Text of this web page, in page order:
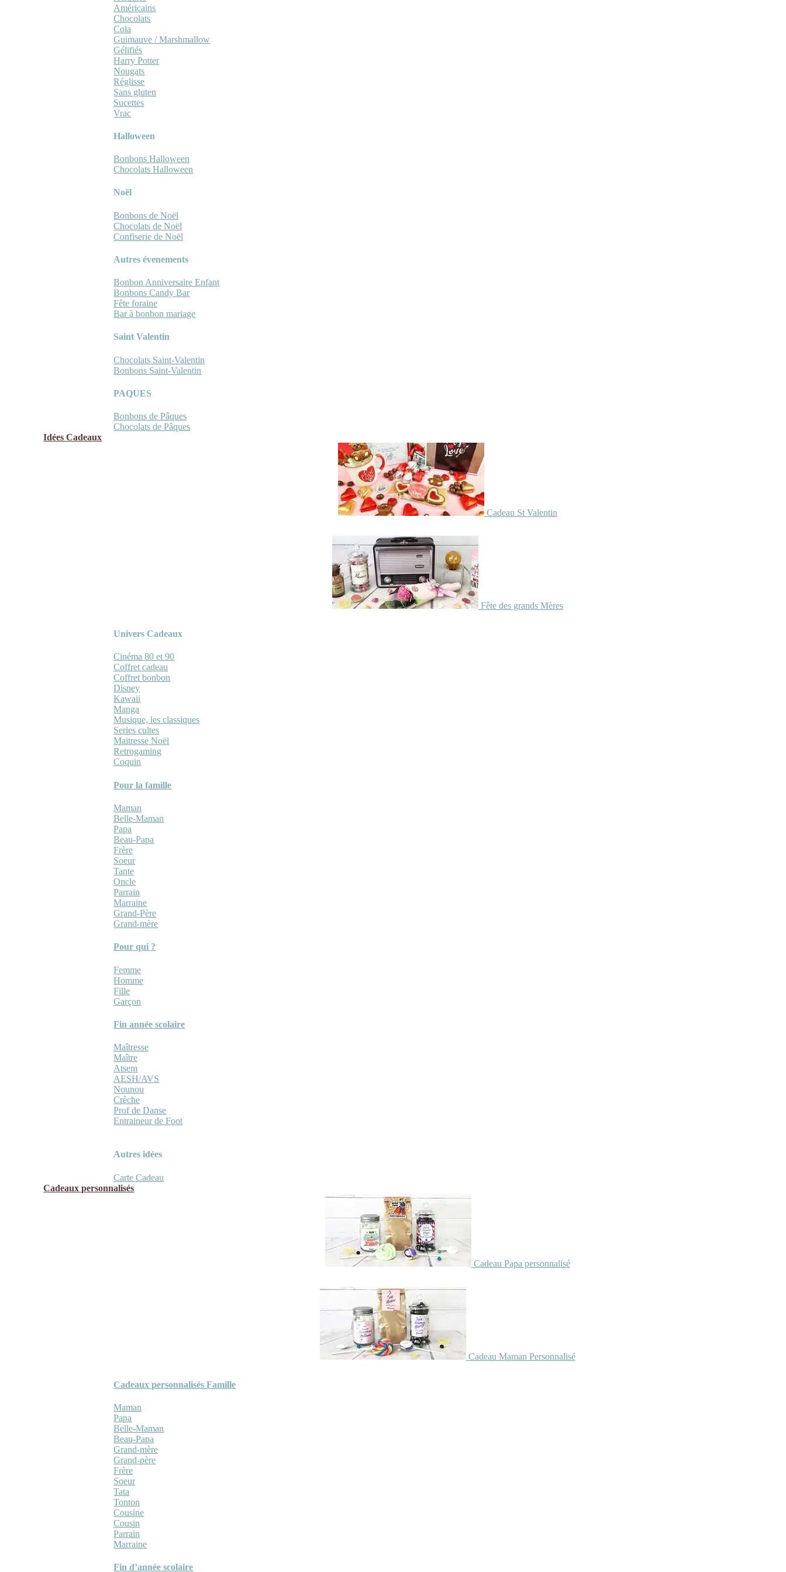
Américains
Chocolats
Cola
Guimauve / Marshmallow
Gélifiés
Harry Potter
Nougats
Réglisse
Sans gluten
Sucettes
Vrac
Halloween
Bonbons Halloween
Chocolats Halloween
Noël
Bonbons de Noël
Chocolats de Noël
Confiserie de Noël
Autres évenements
Bonbon Anniversaire Enfant
Bonbons Candy Bar
Fête foraine
Bar à bonbon mariage
Saint Valentin
Chocolats Saint-Valentin
Bonbons Saint-Valentin
PAQUES
Bonbons de Pâques
Chocolats de Pâques
Idées Cadeaux
Cadeau St Valentin
Fête des grands Mères
Univers Cadeaux
Cinéma 80 et 90
Coffret cadeau
Coffret bonbon
Disney
Kawaii
Manga
Musique, les classiques
Series cultes
Maitresse Noël
Retrogaming
Coquin
Pour la famille
Maman
Belle-Maman
Papa
Beau-Papa
Frère
Soeur
Tante
Oncle
Parrain
Marraine
Grand-Père
Grand-mère
Pour qui ?
Femme
Homme
Fille
Garçon
Fin année scolaire
Maîtresse
Maître
Atsem
AESH/AVS
Nounou
Crèche
Prof de Danse
Entraineur de Foot
Autres idées
Carte Cadeau
Cadeaux personnalisés
Cadeau Papa personnalisé
Cadeau Maman Personnalisé
Cadeaux personnalisés Famille
Maman
Papa
Belle-Maman
Beau-Papa
Grand-mère
Grand-père
Frère
Soeur
Tata
Tonton
Cousine
Cousin
Parrain
Marraine
Fin d’année scolaire